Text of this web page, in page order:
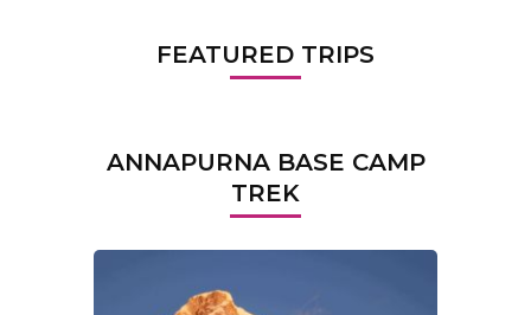
FEATURED TRIPS
ANNAPURNA BASE CAMP
TREK